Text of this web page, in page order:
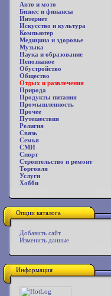
Авто и мото
Бизнес и финансы
Интернет
Искусство и культура
Компьютер
Медицина и здоровье
Музыка
Наука и образование
Непознаное
Обустройство
Общество
Отдых и развлечения
Природа
Продукты питания
Промышленность
Прочее
Путешествия
Религия
Связь
Семья
СМИ
Спорт
Строительство и ремонт
Торговля
Услуги
Хобби
Опции каталога
Добавить сайт
Изменить данные
Информация